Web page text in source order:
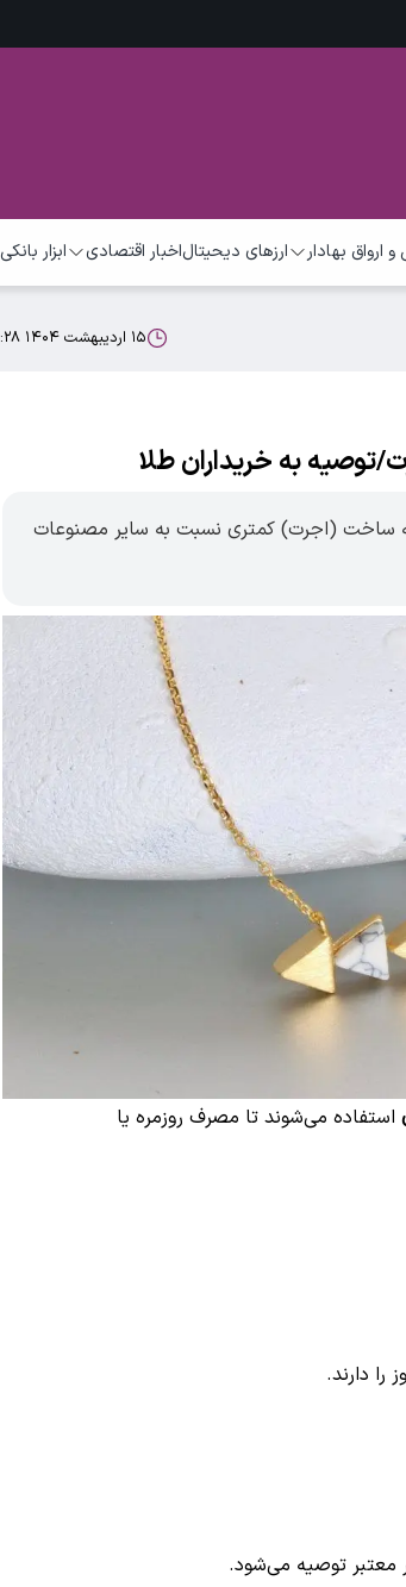
ارواق بهادار ارزهای دیحیتالاخبار اقتصادی ابزار بانکی
۱۵ اردیبهشت ۱۴۰۴ ۱۴:۲۸
توصیه به خریداران طلا
ساخت (اجرت) کمتری نسبت به سایر مصنوعات
استفاده می‌شوند تا مصرف روزمره یا
دارند.
معتبر توصیه می‌شود.